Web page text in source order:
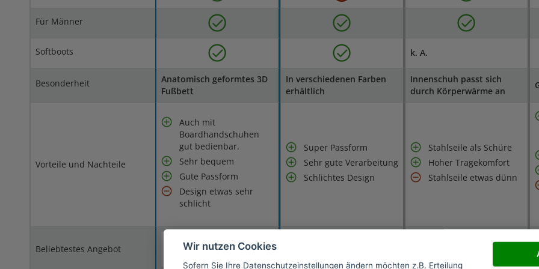
Für Männer
Softboots k. A.
Besonderheit
Anatomisch geformtes 3D
Fußbett
In verschiedenen Farben
erhältlich
Innenschuh passt sich
durch Körperwärme an
Vorteile und Nachteile
Auch mit
Boardhandschuhen
gut bedienbar.
Sehr bequem
Gute Passform
Design etwas sehr
schlicht
Super Passform
Sehr gute Verarbeitung
Schlichtes Design
Stahlseile als Schüre
Hoher Tragekomfort
Stahlseile etwas dünn
Beliebtestes Angebot
zum Preis 199,00 €
Wir nutzen Cookies
Sofern Sie Ihre Datenschutzeinstellungen ändern möchten z.B. Erteilung